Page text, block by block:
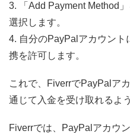
3. 「Add Payment Method
選択します。
4. 自分のPayPalアカウント
携を許可します。
これで、FiverrでPayPalア
通じて入金を受け取れるよ
Fiverrでは、PayPalアカウ